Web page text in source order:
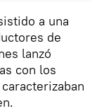
a una
de
lanzó
con los